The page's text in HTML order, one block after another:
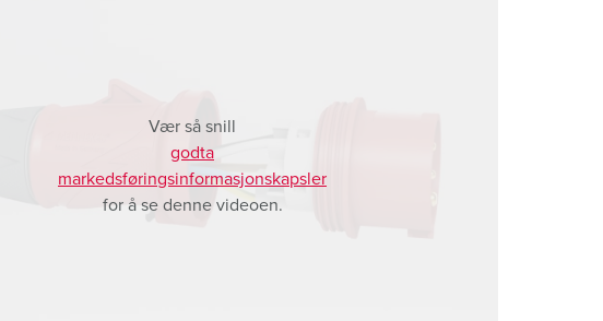
Vær så snill
godta
markedsføringsinformasjonskapsler
for å se denne videoen.